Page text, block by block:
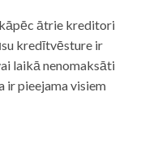
ātrie kreditori
kredītvēsture ir
laikā nenomaksāti
ir pieejama visiem